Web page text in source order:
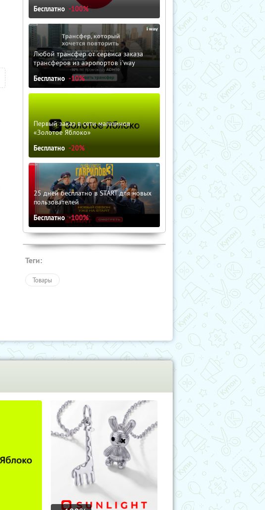
Бесплатно -100%
Любой трансфер от сервиса заказа
трансферов из аэропортов i'way
Бесплатно -10%
Первый заказ в сети магазинов
«Золотое Яблоко»
Бесплатно -20%
25 дней бесплатно в START для новых
пользователей
Бесплатно -100%
Теги:
Товары